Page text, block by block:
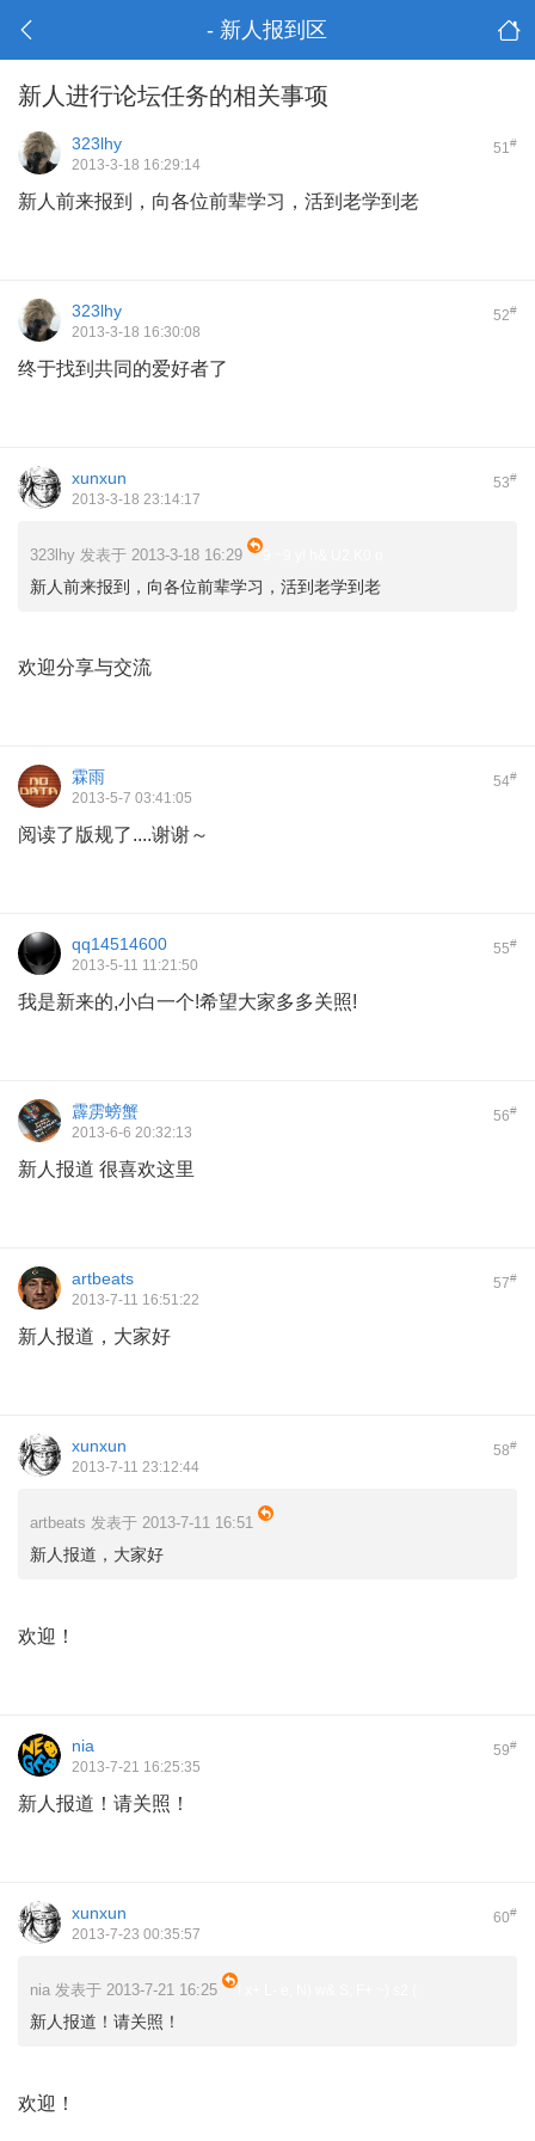
- 新人报到区
新人进行论坛任务的相关事项
51#
323lhy
2013-3-18 16:29:14
新人前来报到，向各位前辈学习，活到老学到老
52#
323lhy
2013-3-18 16:30:08
终于找到共同的爱好者了
53#
xunxun
2013-3-18 23:14:17
323lhy 发表于 2013-3-18 16:29
新人前来报到，向各位前辈学习，活到老学到老
欢迎分享与交流
54#
霖雨
2013-5-7 03:41:05
阅读了版规了....谢谢～
55#
qq14514600
2013-5-11 11:21:50
我是新来的,小白一个!希望大家多多关照!
56#
霹雳螃蟹
2013-6-6 20:32:13
新人报道 很喜欢这里
57#
artbeats
2013-7-11 16:51:22
新人报道，大家好
58#
xunxun
2013-7-11 23:12:44
artbeats 发表于 2013-7-11 16:51
新人报道，大家好
欢迎！
59#
nia
2013-7-21 16:25:35
新人报道！请关照！
60#
xunxun
2013-7-23 00:35:57
nia 发表于 2013-7-21 16:25
新人报道！请关照！
欢迎！